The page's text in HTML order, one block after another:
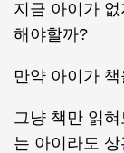
지금 아이가
해야할까?
만약 아이가
그냥 책만 읽
는 아이라도